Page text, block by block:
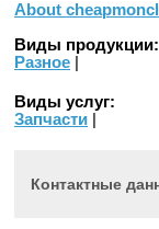
About
Виды продукции:
Разное
Виды услуг:
Запчасти
Контактные